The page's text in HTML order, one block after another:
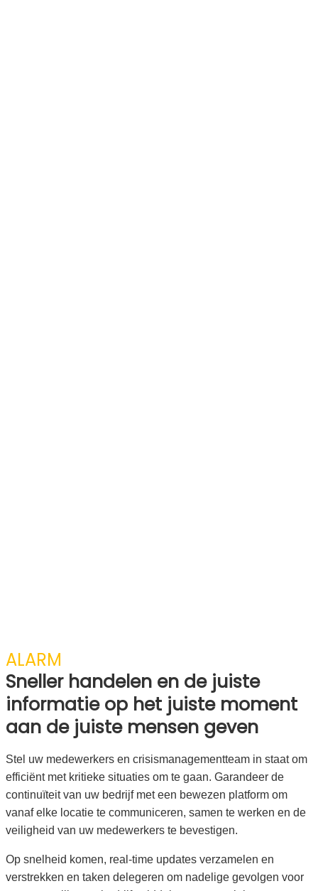
ALARM
Sneller handelen en de juiste
informatie op het juiste moment
aan de juiste mensen geven
Stel uw medewerkers en crisismanagementteam in staat om
efficiënt met kritieke situaties om te gaan. Garandeer de
continuïteit van uw bedrijf met een bewezen platform om
vanaf elke locatie te communiceren, samen te werken en de
veiligheid van uw medewerkers te bevestigen.
Op snelheid komen, real-time updates verzamelen en
verstrekken en taken delegeren om nadelige gevolgen voor